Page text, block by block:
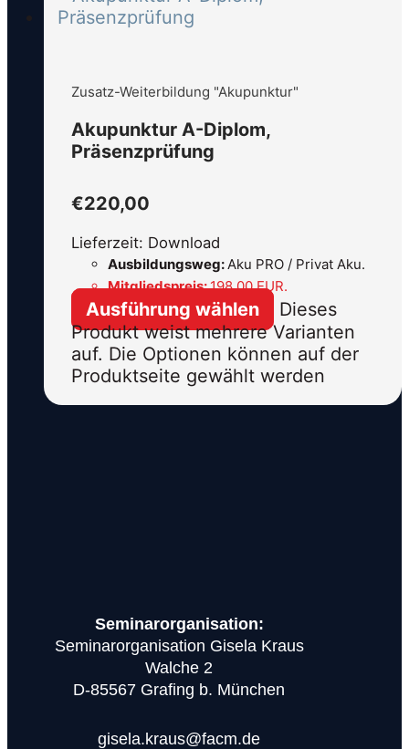
Zusatz-Weiterbildung "Akupunktur"
Akupunktur A-Diplom,
Präsenzprüfung
€220,00
Lieferzeit: Download
Ausbildungsweg: Aku PRO / Privat Aku.
Mitgliedspreis:198,00 EUR.
Ausführung wählen
Dieses
Produkt weist mehrere Varianten
auf. Die Optionen können auf der
Produktseite gewählt werden
Seminarorganisation:
Seminarorganisation Gisela Kraus
Walche 2
D-85567 Grafing b. München
gisela.kraus@facm.de